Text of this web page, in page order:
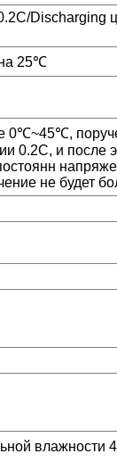
Discharging
25℃
0℃~45℃,
0.2C, и после
не будет